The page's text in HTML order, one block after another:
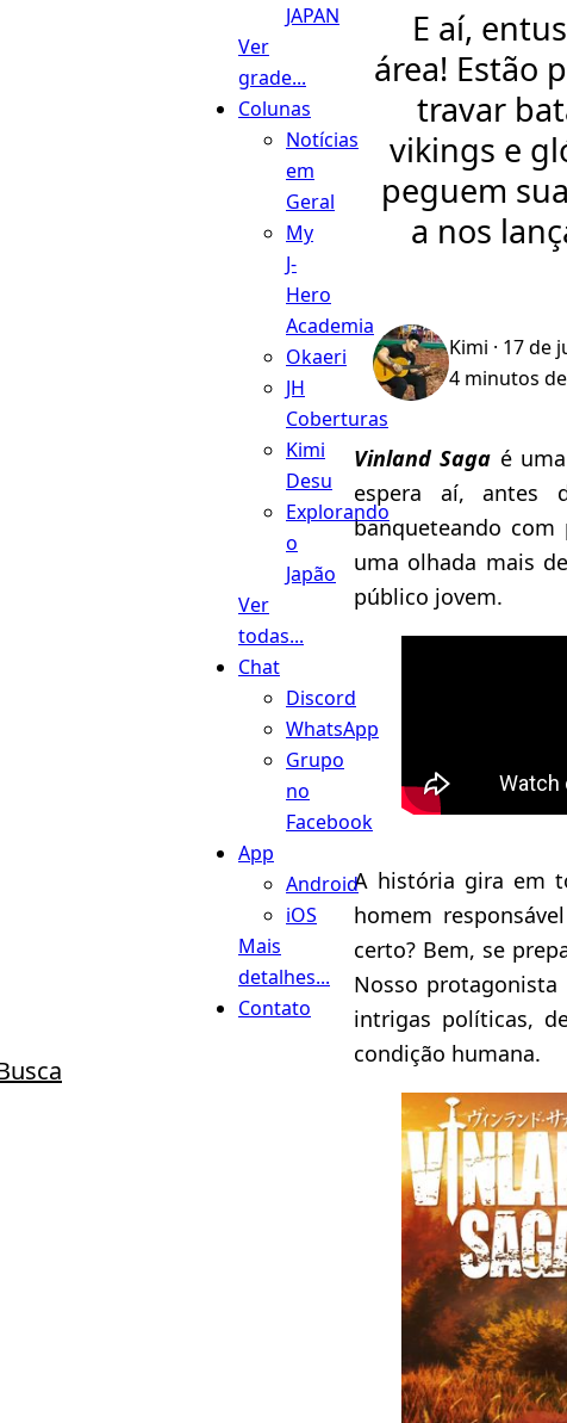
JAPAN
Ver
grade...
Colunas
Notícias
em
Geral
My
J-
Hero
Academia
Okaeri
JH
Coberturas
Kimi
Desu
Explorando
o
Japão
Ver
todas...
Chat
Discord
WhatsApp
Grupo
no
Facebook
App
Android
iOS
Mais
detalhes...
Contato
E aí,
área! Estão
travar
vikings e
peguem
a nos
Kimi · 17 de
4 minutos
Vinland Saga é
espera aí, antes
banqueteando
uma olhada mais
público jovem.
A história gira em
homem
certo? Bem, se
Nosso
intrigas políticas,
condição humana.